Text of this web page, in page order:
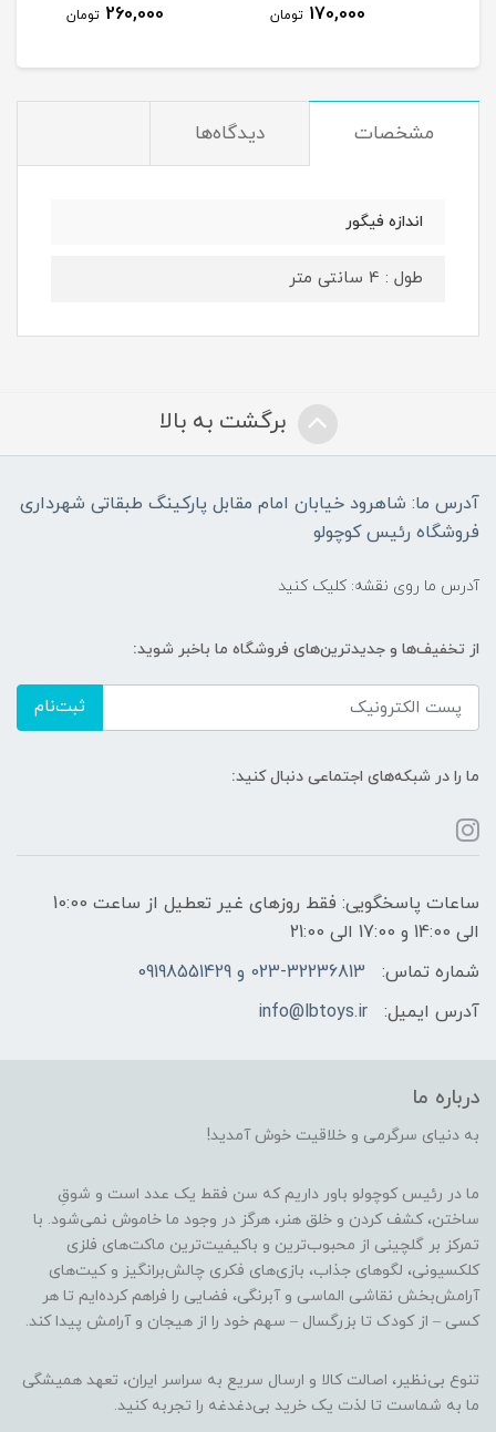
170,000 تومان 260,000 تومان
مشخصات دیدگاه‌ها
اندازه فیگور
طول : 4 سانتی متر
برگشت به بالا
آدرس ما: شاهرود خیابان امام مقابل پارکینگ طبقاتی شهرداری
فروشگاه رئیس کوچولو
آدرس ما روی نقشه: کلیک کنید
از تخفیف‌ها و جدیدترین‌های فروشگاه ما باخبر شوید:
ثبت‌نام
ما را در شبکه‌های اجتماعی دنبال کنید:
ساعات پاسخگویی: فقط روزهای غیر تعطیل از ساعت 10:00
الی 14:00 و 17:00 الی 21:00
شماره تماس:
023-32236813 و 09198551429
آدرس ایمیل:
info@lbtoys.ir
درباره ما
به دنیای سرگرمی و خلاقیت خوش آمدید!
ما در رئیس کوچولو باور داریم که سن فقط یک عدد است و شوقِ
ساختن، کشف کردن و خلق هنر، هرگز در وجود ما خاموش نمی‌شود. با
تمرکز بر گلچینی از محبوب‌ترین و باکیفیت‌ترین ماکت‌های فلزی
کلکسیونی، لگوهای جذاب، بازی‌های فکری چالش‌برانگیز و کیت‌های
آرامش‌بخش نقاشی الماسی و آبرنگی، فضایی را فراهم کرده‌ایم تا هر
کسی – از کودک تا بزرگسال – سهم خود را از هیجان و آرامش پیدا کند.
تنوع بی‌نظیر، اصالت کالا و ارسال سریع به سراسر ایران، تعهد همیشگی
ما به شماست تا لذت یک خرید بی‌دغدغه را تجربه کنید.